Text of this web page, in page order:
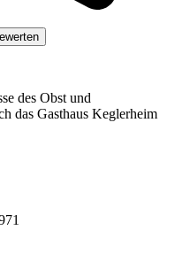
des Obst und
das Gasthaus Keglerheim